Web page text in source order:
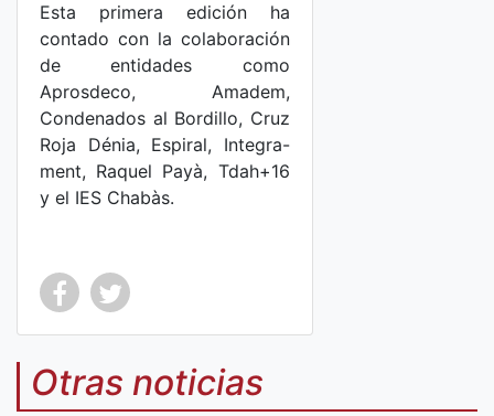
Esta primera edición ha
contado con la colaboración
de entidades como
Aprosdeco, Amadem,
Condenados al Bordillo, Cruz
Roja Dénia, Espiral, Integra-
ment, Raquel Payà, Tdah+16
y el IES Chabàs.
Co
mp
Co
mp
Otras noticias